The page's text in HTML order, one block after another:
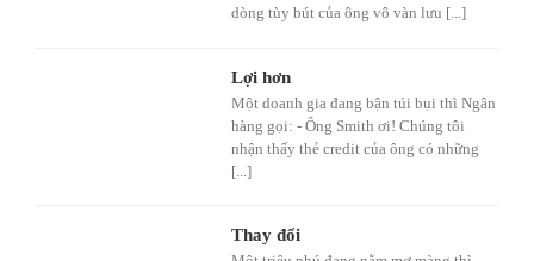
dòng tùy bút của ông vô vàn lưu [...]
Lợi hơn
Một doanh gia đang bận túi bụi thì Ngân
hàng gọi: - Ông Smith ơi! Chúng tôi
nhận thấy thẻ credit của ông có những
[...]
Thay đổi